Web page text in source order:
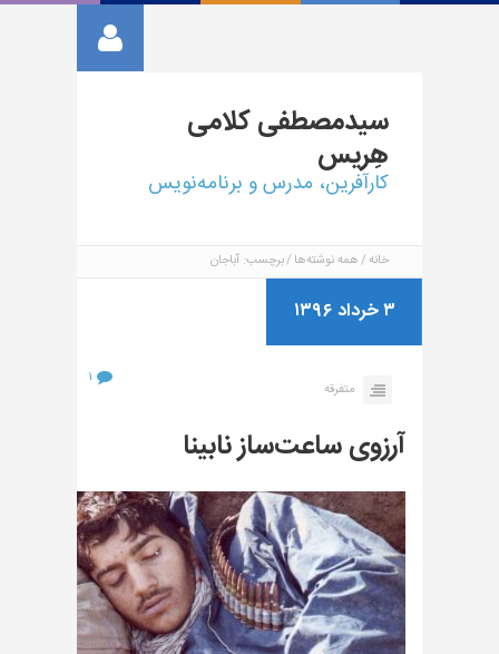
سیدمصطفیکلامی
هِریس
کارآفرین، مدرس و برنامه‌نویس
خانه همه نوشته‌ها برچسب: آباجان
۳ خرداد ۱۳۹۶
متفرقه
۱
آرزوی ساعت‌ساز نابینا